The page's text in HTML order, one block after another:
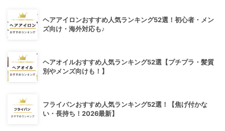
ヘアアイロンおすすめ人気ランキング52選！初心者・メン
ズ向け・海外対応も♪
ヘアオイルおすすめ人気ランキング52選【プチプラ・髪質
別やメンズ向けも！】
フライパンおすすめ人気ランキング52選！【焦げ付かな
い・長持ち！2026最新】